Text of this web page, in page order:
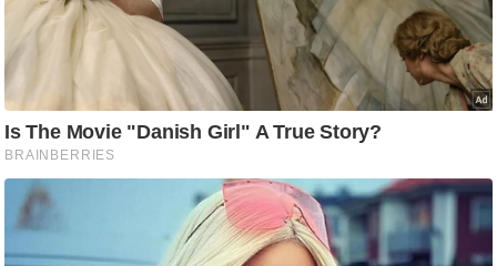
स्टा
टे
क्नॉ
लॉ
जी
ब्यू
टी